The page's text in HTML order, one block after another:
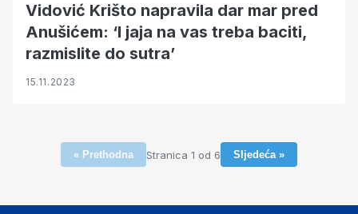
Vidović Krišto napravila dar mar pred
Anušićem: ‘I jaja na vas treba baciti,
razmislite do sutra’
15.11.2023
« Prethodna Stranica 1 od 6 Sljedeća »